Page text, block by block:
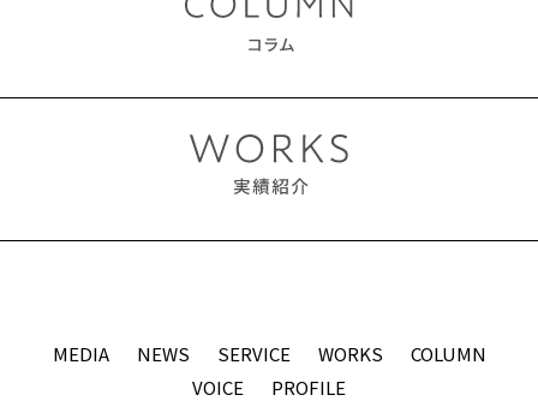
MEDIA NEWS SERVICE WORKS
COLUMN
VOICE
PROFILE